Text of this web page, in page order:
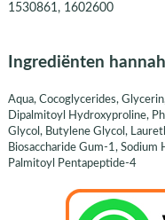
1530861, 1602600
Ingrediënten
Aqua, Cocoglycerides,
Dipalmitoyl Hydroxyproline,
Glycol, Butylene Glycol,
Biosaccharide Gum-1,
Palmitoyl Pentapeptide-4